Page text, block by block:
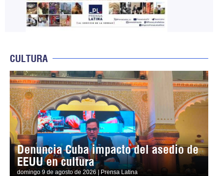
CULTURA
Denuncia Cuba impacto del asedio de
EEUU en cultura
domingo 9 de agosto de 2026 | Prensa Latina